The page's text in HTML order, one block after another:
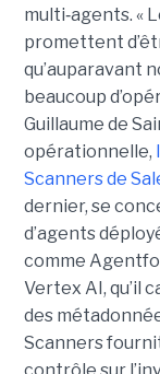
multi‑agents. «
promettent
qu’auparavant
beaucoup
Guillaume de
opérationnelle,
Scanners de
dernier, se
d’agents
comme
Vertex AI, qu’il
des
Scanners